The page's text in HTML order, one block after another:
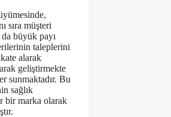
sıra müşteri
da büyük payı
taleplerini
alarak
geliştirmekte
sunmaktadır. Bu
sağlık
bir marka olarak